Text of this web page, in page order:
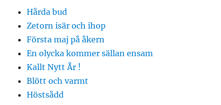
Hårda bud
Zetorn isär och ihop
Första maj på åkern
En olycka kommer sällan ensam
Kallt Nytt År !
Blött och varmt
Höstsådd